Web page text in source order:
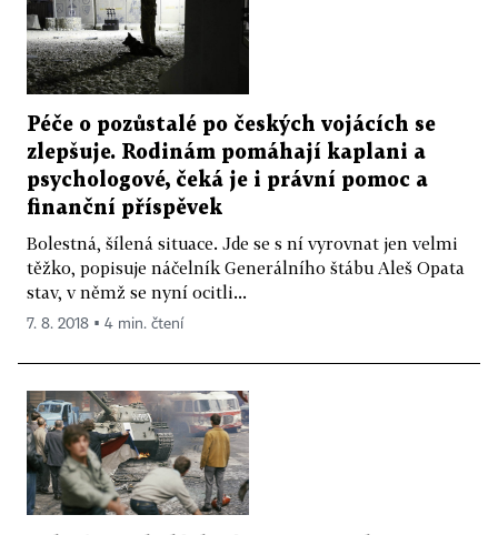
Péče o pozůstalé po českých vojácích se
zlepšuje. Rodinám pomáhají kaplani a
psychologové, čeká je i právní pomoc a
finanční příspěvek
Bolestná, šílená situace. Jde se s ní vyrovnat jen velmi
těžko, popisuje náčelník Generálního štábu Aleš Opata
stav, v němž se nyní ocitli...
7. 8. 2018 ▪ 4 min. čtení